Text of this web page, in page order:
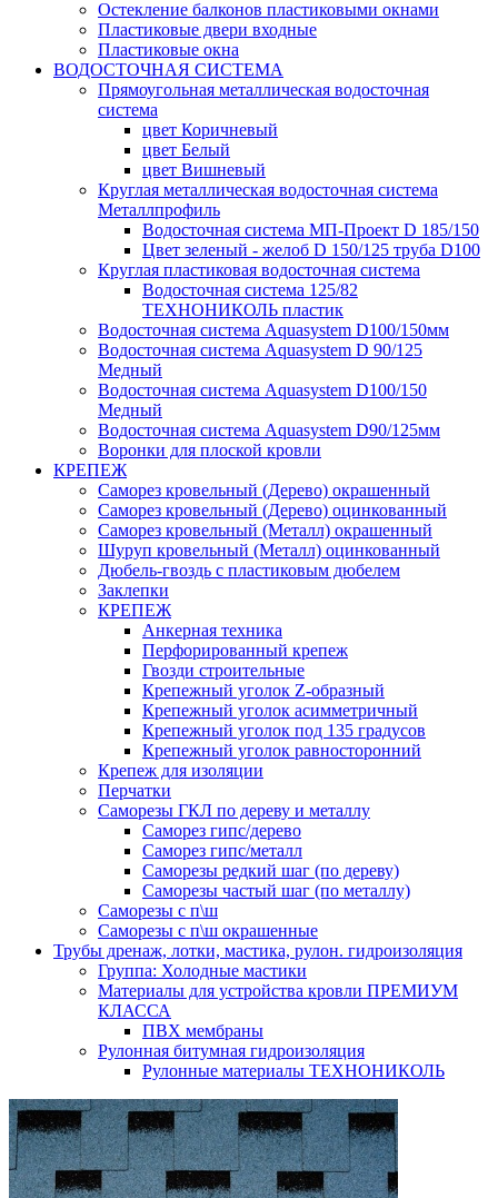
Остекление балконов пластиковыми окнами
Пластиковые двери входные
Пластиковые окна
ВОДОСТОЧНАЯ СИСТЕМА
Прямоугольная металлическая водосточная
система
цвет Коричневый
цвет Белый
цвет Вишневый
Круглая металлическая водосточная система
Металлпрофиль
Водосточная система МП-Проект D 185/150
Цвет зеленый - желоб D 150/125 труба D100
Круглая пластиковая водосточная система
Водосточная система 125/82
ТЕХНОНИКОЛЬ пластик
Водосточная система Aquasystem D100/150мм
Водосточная система Aquasystem D 90/125
Медный
Водосточная система Aquasystem D100/150
Медный
Водосточная система Aquasystem D90/125мм
Воронки для плоской кровли
КРЕПЕЖ
Саморез кровельный (Дерево) окрашенный
Саморез кровельный (Дерево) оцинкованный
Саморез кровельный (Металл) окрашенный
Шуруп кровельный (Металл) оцинкованный
Дюбель-гвоздь с пластиковым дюбелем
Заклепки
КРЕПЕЖ
Анкерная техника
Перфорированный крепеж
Гвозди строительные
Крепежный уголок Z-образный
Крепежный уголок асимметричный
Крепежный уголок под 135 градусов
Крепежный уголок равносторонний
Крепеж для изоляции
Перчатки
Саморезы ГКЛ по дереву и металлу
Саморез гипс/дерево
Саморез гипс/металл
Саморезы редкий шаг (по дереву)
Саморезы частый шаг (по металлу)
Саморезы с п\ш
Саморезы с п\ш окрашенные
Трубы дренаж, лотки, мастика, рулон. гидроизоляция
Группа: Холодные мастики
Материалы для устройства кровли ПРЕМИУМ
КЛАССА
ПВХ мембраны
Рулонная битумная гидроизоляция
Рулонные материалы ТЕХНОНИКОЛЬ